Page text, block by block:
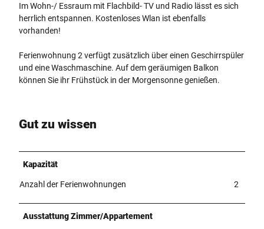
Im Wohn-/ Essraum mit Flachbild- TV und Radio lässt es sich
herrlich entspannen. Kostenloses Wlan ist ebenfalls
vorhanden!
Ferienwohnung 2 verfügt zusätzlich über einen Geschirrspüler
und eine Waschmaschine. Auf dem geräumigen Balkon
können Sie ihr Frühstück in der Morgensonne genießen.
Gut zu wissen
Kapazität
Anzahl der Ferienwohnungen 2
Ausstattung Zimmer/Appartement